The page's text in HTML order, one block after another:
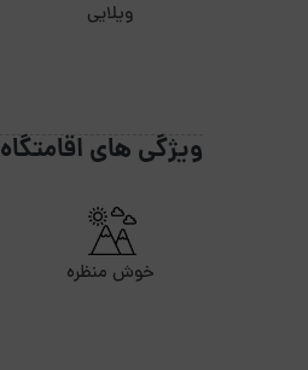
ویلایی
ویژگی های اقامتگاه
خوش منظره